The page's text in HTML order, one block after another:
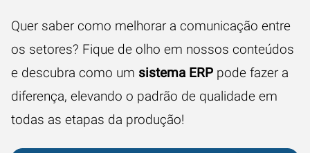
Quer saber como melhorar a comunicação entre
os setores? Fique de olho em nossos conteúdos
e descubra como um sistema ERP pode fazer a
diferença, elevando o padrão de qualidade em
todas as etapas da produção!